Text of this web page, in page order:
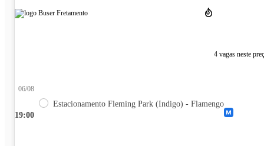
4 vagas neste
19:00
06/08
Estacionamento Fleming Park (Indigo) - Flamengo